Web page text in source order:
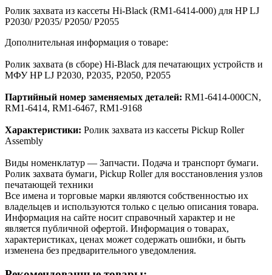
Ролик захвата из кассеты Hi-Black (RM1-6414-000) для HP LJ
P2030/ P2035/ P2050/ P2055
Дополнительная информация о товаре:
Ролик захвата (в сборе) Hi-Black для печатающих устройств и
МФУ HP LJ P2030, P2035, P2050, P2055
Партийный номер заменяемых деталей: RM1-6414-000CN,
RM1-6414, RM1-6467, RM1-9168
Характеристики: Ролик захвата из кассеты Pickup Roller
Assembly
Виды номенклатур — Запчасти. Подача и транспорт бумаги.
Ролик захвата бумаги, Pickup Roller для восстановления узлов
печатающей техники
Все имена и торговые марки являются собственностью их
владельцев и используются только с целью описания товара.
Информация на сайте носит справочный характер и не
является публичной офертой. Информация о товарах,
характеристиках, ценах может содержать ошибки, и быть
изменена без предварительного уведомления.